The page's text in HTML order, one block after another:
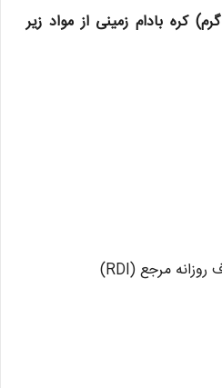
2 تا قاشق غذاخوری (32 گرم) کره بادام زمینی از مواد زیر